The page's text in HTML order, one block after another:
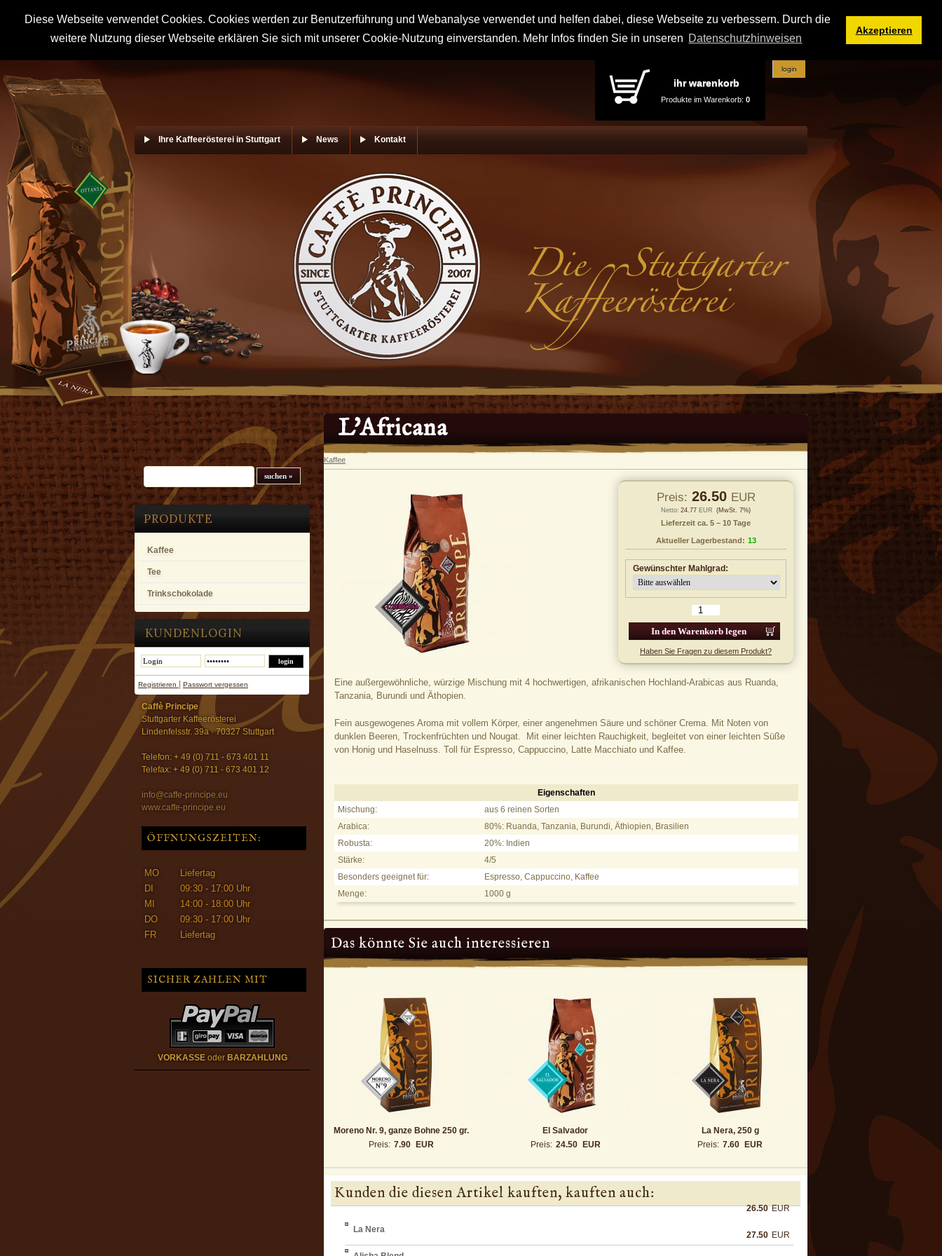
Diese Webseite verwendet Cookies. Cookies werden zur Benutzerführung und Webanalyse verwendet und helfen dabei, diese Webseite zu verbessern. Durch die
weitere Nutzung dieser Webseite erklären Sie sich mit unserer Cookie-Nutzung einverstanden. Mehr Infos finden Sie in unseren Datenschutzhinweisen
Akzeptieren
ihr warenkorb
Produkte im Warenkorb: 0
login
Ihre Kaffeerösterei in Stuttgart News Kontakt
Suchfeld
PRODUKTE
Kaffee
Tee
Trinkschokolade
KUNDENLOGIN
Registrieren Passwort vergessen
Caffè Principe
Stuttgarter Kaffeerösterei
Lindenfelsstr. 39a · 70327 Stuttgart
Telefon: + 49 (0) 711 - 673 401 11
Telefax: + 49 (0) 711 - 673 401 12
info@caffe-principe.eu
www.caffe-principe.eu
ÖFFNUNGSZEITEN:
MO
Liefertag
DI
09:30 - 17:00 Uhr
MI
14:00 - 18:00 Uhr
DO
09:30 - 17:00 Uhr
FR
Liefertag
SICHER ZAHLEN MIT
VORKASSE oder BARZAHLUNG
L'Africana
Kaffee
Preis: 26.50 EUR
Netto: 24.77 EUR (MwSt. 7%)
Lieferzeit ca. 5 – 10 Tage
Aktueller Lagerbestand: 13
Gewünschter Mahlgrad:
In den Warenkorb legen
Haben Sie Fragen zu diesem Produkt?
Eine außergewöhnliche, würzige Mischung mit 4 hochwertigen, afrikanischen Hochland-Arabicas aus Ruanda,
Tanzania, Burundi und Äthopien.
Fein ausgewogenes Aroma mit vollem Körper, einer angenehmen Säure und schöner Crema. Mit Noten von
dunklen Beeren, Trockenfrüchten und Nougat. Mit einer leichten Rauchigkeit, begleitet von einer leichten Süße
von Honig und Haselnuss. Toll für Espresso, Cappuccino, Latte Macchiato und Kaffee.
L'Africana - Eigenschaften
Eigenschaften
Mischung:
aus 6 reinen Sorten
Arabica:
80%: Ruanda, Tanzania, Burundi, Äthiopien, Brasilien
Robusta:
20%: Indien
Stärke:
4/5
Besonders geeignet für:
Espresso, Cappuccino, Kaffee
Menge:
1000 g
Das könnte Sie auch interessieren
Moreno Nr. 9, ganze Bohne 250 gr.
Preis: 7.90 EUR
El Salvador
Preis: 24.50 EUR
La Nera, 250 g
Preis: 7.60 EUR
Kunden die diesen Artikel kauften, kauften auch:
La Nera
26.50 EUR
27.50 EUR